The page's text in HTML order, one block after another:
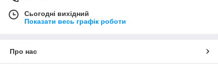
Сьогодні вихідний
Показати весь графік роботи
Про нас